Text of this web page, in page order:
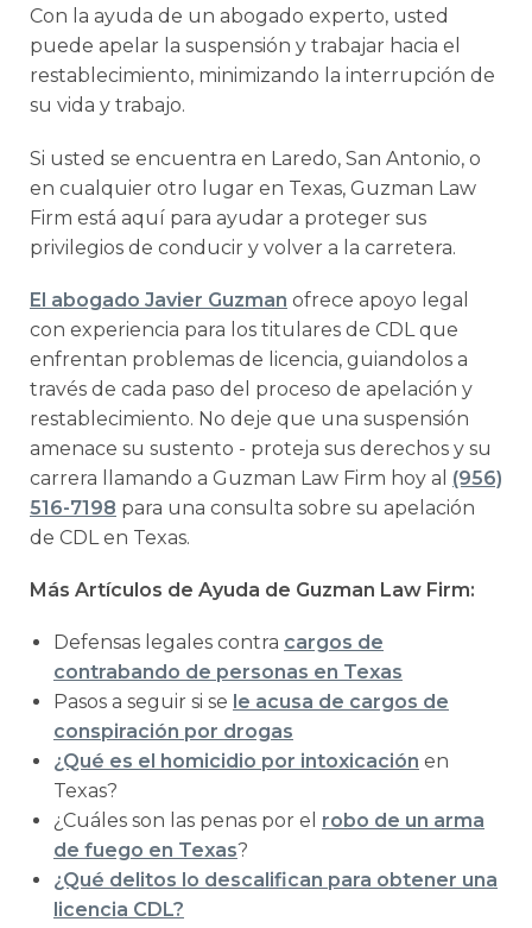
Con la ayuda de un abogado experto, usted
puede apelar la suspensión y trabajar hacia el
restablecimiento, minimizando la interrupción de
su vida y trabajo.
Si usted se encuentra en Laredo, San Antonio, o
en cualquier otro lugar en Texas, Guzman Law
Firm está aquí para ayudar a proteger sus
privilegios de conducir y volver a la carretera.
El abogado Javier Guzman ofrece apoyo legal
con experiencia para los titulares de CDL que
enfrentan problemas de licencia, guiandolos a
través de cada paso del proceso de apelación y
restablecimiento. No deje que una suspensión
amenace su sustento - proteja sus derechos y su
carrera llamando a Guzman Law Firm hoy al (956)
516-7198 para una consulta sobre su apelación
de CDL en Texas.
Más Artículos de Ayuda de Guzman Law Firm:
Defensas legales contra cargos de
contrabando de personas en Texas
Pasos a seguir si se le acusa de cargos de
conspiración por drogas
¿Qué es el homicidio por intoxicación en
Texas?
¿Cuáles son las penas por el robo de un arma
de fuego en Texas?
¿Qué delitos lo descalifican para obtener una
licencia CDL?